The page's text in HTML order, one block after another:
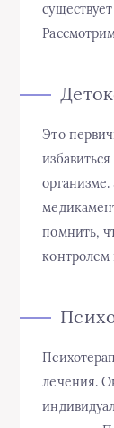
Это
помнить,
контролем
лечения.